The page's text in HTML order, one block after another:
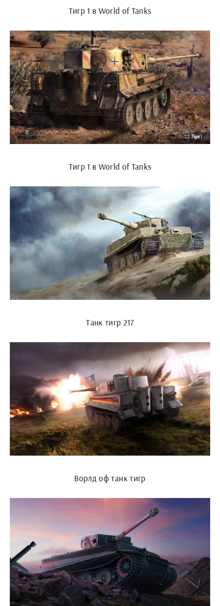
Тигр 1 в World of Tanks
Тигр 1 в World of Tanks
Танк тигр 217
Ворлд оф танк тигр